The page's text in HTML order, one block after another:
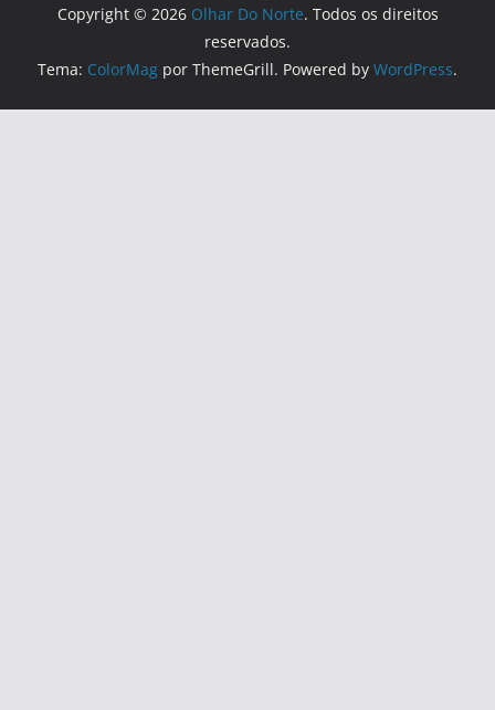
Copyright © 2026 Olhar Do Norte. Todos os direitos
reservados.
Tema: ColorMag por ThemeGrill. Powered by WordPress.